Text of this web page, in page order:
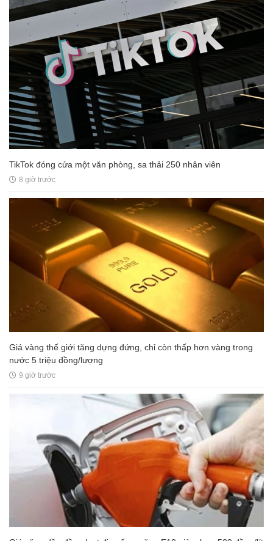
TikTok đóng cửa một văn phòng, sa thải 250 nhân viên
8 giờ trước
Giá vàng thế giới tăng dựng đứng, chỉ còn thấp hơn vàng trong
nước 5 triệu đồng/lượng
9 giờ trước